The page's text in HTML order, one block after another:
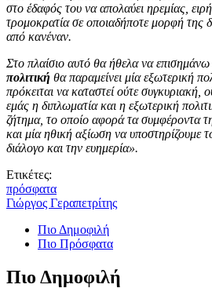
στο έδαφός του να απολαύει ηρεμίας,
τρομοκρατία σε οποιαδήποτε μορφή της
από κανέναν.
Στο πλαίσιο αυτό θα ήθελα να επισημάνω
πολιτική θα παραμείνει μία εξωτερική
πρόκειται να καταστεί ούτε συγκυριακή,
εμάς η διπλωματία και η εξωτερική
ζήτημα, το οποίο αφορά τα συμφέροντα
και μία ηθική αξίωση να υποστηρίζουμε
διάλογο και την ευημερία».
Ετικέτες:
πρόσφατα
Γιώργος Γεραπετρίτης
Πιο Δημοφιλή
Πιο Πρόσφατα
Πιο Δημοφιλή